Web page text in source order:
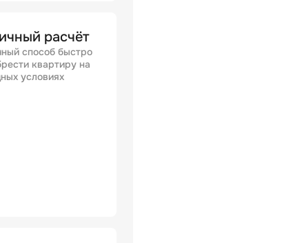
расчёт
способ быстро
квартиру на
условиях